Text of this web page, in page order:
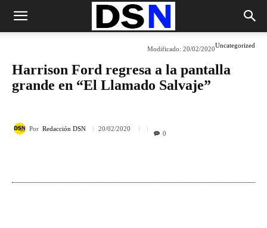
Uncategorized
Modificado: 20/02/2020
Harrison Ford regresa a la pantalla
grande en “El Llamado Salvaje”
Por Redacción DSN 20/02/2020
0